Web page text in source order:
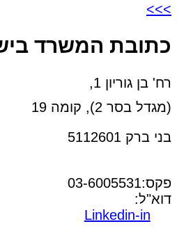
>>>
כתובת המשרד
רח' בן גוריון 1,
(מגדל בסר 2), קומה 19
בני ברק 5112601
פקס:03-6005531
דוא"ל:
Linkedin-in